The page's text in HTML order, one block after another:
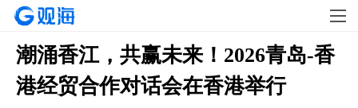
潮涌香江，共赢未来！2026青岛-香
港经贸合作对话会在香港举行